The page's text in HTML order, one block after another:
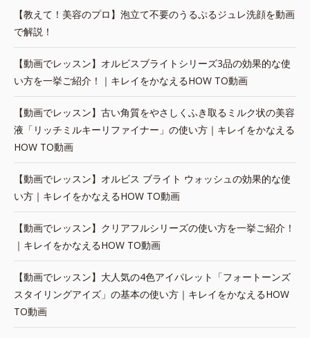
【教えて！美容のプロ】泡立て不要のうるぷるジュレ洗顔を動画
で解説！
【動画でレッスン】オルビスブライトシリーズ3品の効果的な使
い方を一挙ご紹介！｜キレイをかなえるHOW TO動画
【動画でレッスン】古い角質をやさしくふき取るミルク状の美容
液「リッチミルキーリファイナー」の使い方｜キレイをかなえる
HOW TO動画
【動画でレッスン】オルビス ブライト ウォッシュの効果的な使
い方｜キレイをかなえるHOW TO動画
【動画でレッスン】クリアフルシリーズの使い方を一挙ご紹介！
｜キレイをかなえるHOW TO動画
【動画でレッスン】大人気の4色アイパレット「フォートーンズ
スタイリングアイズ」の基本の使い方｜キレイをかなえるHOW
TO動画